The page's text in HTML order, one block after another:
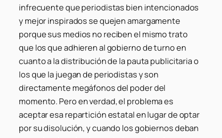
infrecuente que periodistas bien intencionados
y mejor inspirados se quejen amargamente
porque sus medios no reciben el mismo trato
que los que adhieren al gobierno de turno en
cuanto a la distribución de la pauta publicitaria o
los que la juegan de periodistas y son
directamente megáfonos del poder del
momento. Pero en verdad, el problema es
aceptar esa repartición estatal en lugar de optar
por su disolución, y cuando los gobiernos deban